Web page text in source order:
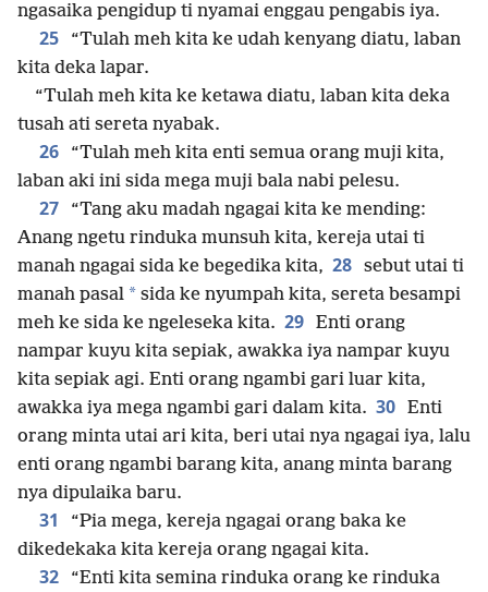
ngasaika pengidup ti nyamai enggau pengabis iya.
25
“Tulah meh kita ke udah kenyang diatu, laban
kita deka lapar.
“Tulah meh kita ke ketawa diatu, laban kita deka
tusah ati sereta nyabak.
26
“Tulah meh kita enti semua orang muji kita,
laban aki ini sida mega muji bala nabi pelesu.
27
“Tang aku madah ngagai kita ke mending:
Anang ngetu rinduka munsuh kita, kereja utai ti
manah ngagai sida ke begedika kita, 28 sebut utai ti
manah pasal * sida ke nyumpah kita, sereta besampi
meh ke sida ke ngeleseka kita. 29 Enti orang
nampar kuyu kita sepiak, awakka iya nampar kuyu
kita sepiak agi. Enti orang ngambi gari luar kita,
awakka iya mega ngambi gari dalam kita. 30 Enti
orang minta utai ari kita, beri utai nya ngagai iya, lalu
enti orang ngambi barang kita, anang minta barang
nya dipulaika baru.
31
“Pia mega, kereja ngagai orang baka ke
dikedekaka kita kereja orang ngagai kita.
32 “Enti kita semina rinduka orang ke rinduka